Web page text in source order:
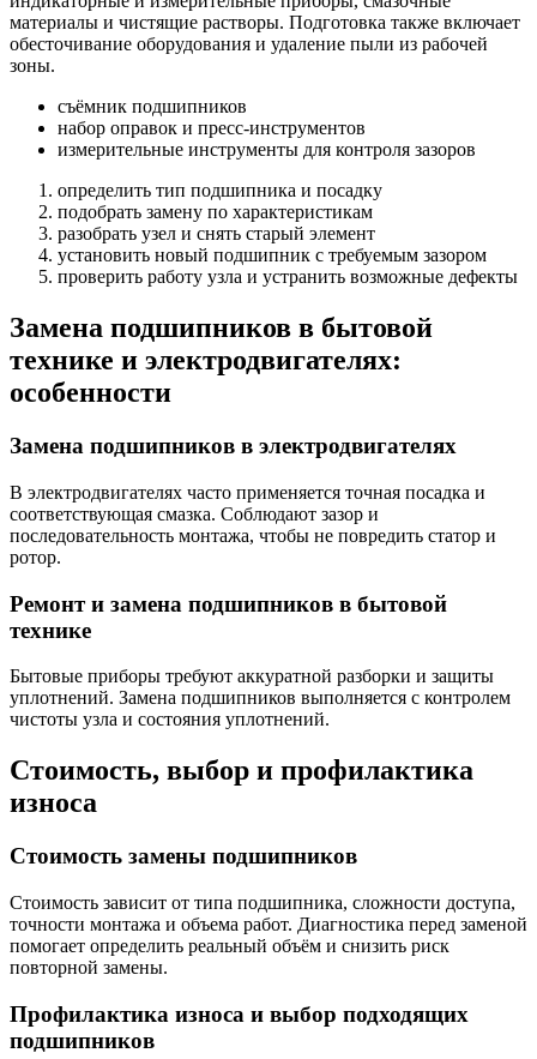
материалы и чистящие растворы. Подготовка также включает
обесточивание оборудования и удаление пыли из рабочей
зоны.
съёмник подшипников
набор оправок и пресс-инструментов
измерительные инструменты для контроля зазоров
определить тип подшипника и посадку
подобрать замену по характеристикам
разобрать узел и снять старый элемент
установить новый подшипник с требуемым зазором
проверить работу узла и устранить возможные дефекты
Замена подшипников в бытовой
технике и электродвигателях:
особенности
Замена подшипников в электродвигателях
В электродвигателях часто применяется точная посадка и
соответствующая смазка. Соблюдают зазор и
последовательность монтажа, чтобы не повредить статор и
ротор.
Ремонт и замена подшипников в бытовой
технике
Бытовые приборы требуют аккуратной разборки и защиты
уплотнений. Замена подшипников выполняется с контролем
чистоты узла и состояния уплотнений.
Стоимость, выбор и профилактика
износа
Стоимость замены подшипников
Стоимость зависит от типа подшипника, сложности доступа,
точности монтажа и объема работ. Диагностика перед заменой
помогает определить реальный объём и снизить риск
повторной замены.
Профилактика износа и выбор подходящих
подшипников